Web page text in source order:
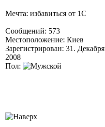
Мечта: избавиться от 1С
Сообщений: 573
Местоположение: Киев
Зарегистрирован: 31. Декабря
2008
Пол: